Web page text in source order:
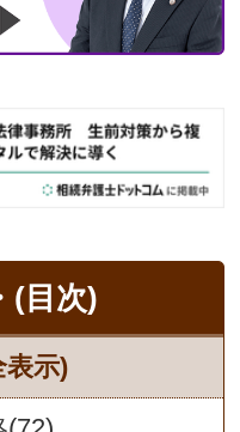
(目次)
示)